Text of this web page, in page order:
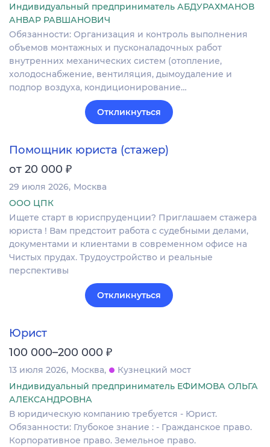
Индивидуальный предприниматель АБДУРАХМАНОВ
АНВАР РАВШАНОВИЧ
Обязанности: Организация и контроль выполнения
объемов монтажных и пусконаладочных работ
внутренних механических систем (отопление,
холодоснабжение, вентиляция, дымоудаление и
подпор воздуха, кондиционирование…
Откликнуться
Помощник юриста (стажер)
от 20 000 ₽
29 июля 2026 Москва
ООО ЦПК
Ищете старт в юриспруденции? Приглашаем стажера
юриста ! Вам предстоит работа с судебными делами,
документами и клиентами в современном офисе на
Чистых прудах. Трудоустройство и реальные
перспективы
Откликнуться
Юрист
100 000–200 000 ₽
13 июля 2026 Москва
Кузнецкий мост
Индивидуальный предприниматель ЕФИМОВА ОЛЬГА
АЛЕКСАНДРОВНА
В юридическую компанию требуется - Юрист.
Обязанности: Глубокое знание : - Гражданское право.
Корпоративное право. Земельное право.